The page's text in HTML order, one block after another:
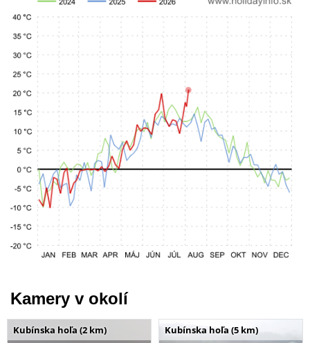
Kamery v okolí
Kubínska hoľa (2 km) Kubínska hoľa (5 km)